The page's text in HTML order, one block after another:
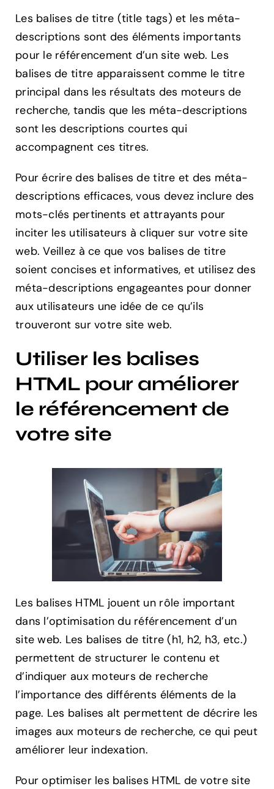
Les balises de titre (title tags) et les méta-
descriptions sont des éléments importants
pour le référencement d’un site web. Les
balises de titre apparaissent comme le titre
principal dans les résultats des moteurs de
recherche, tandis que les méta-descriptions
sont les descriptions courtes qui
accompagnent ces titres.
Pour écrire des balises de titre et des méta-
descriptions efficaces, vous devez inclure des
mots-clés pertinents et attrayants pour
inciter les utilisateurs à cliquer sur votre site
web. Veillez à ce que vos balises de titre
soient concises et informatives, et utilisez des
méta-descriptions engageantes pour donner
aux utilisateurs une idée de ce qu’ils
trouveront sur votre site web.
Utiliser les balises
HTML pour améliorer
le référencement de
votre site
Les balises HTML jouent un rôle important
dans l’optimisation du référencement d’un
site web. Les balises de titre (h1, h2, h3, etc.)
permettent de structurer le contenu et
d’indiquer aux moteurs de recherche
l’importance des différents éléments de la
page. Les balises alt permettent de décrire les
images aux moteurs de recherche, ce qui peut
améliorer leur indexation.
Pour optimiser les balises HTML de votre site